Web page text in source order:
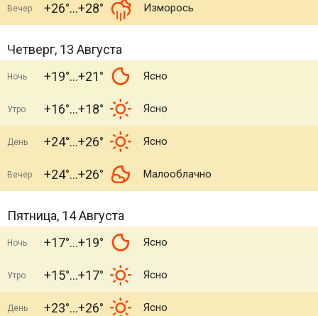
Вечер +26° +28° Изморось
Четверг, 13 Августа
Ночь +19° +21° Ясно
Утро +16° +18° Ясно
День +24° +26° Ясно
Вечер +24° +26° Малооблачно
Пятница, 14 Августа
Ночь +17° +19° Ясно
Утро +15° +17° Ясно
День +23° +26° Ясно